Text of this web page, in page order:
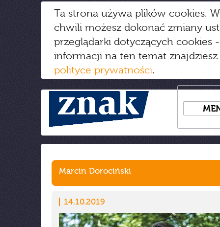
Ta strona używa plików cookies.
chwili możesz dokonać zmiany
przeglądarki dotyczących cookies
informacji na ten temat
polityce prywatności.
Marcin Dorociński
14.10.2019